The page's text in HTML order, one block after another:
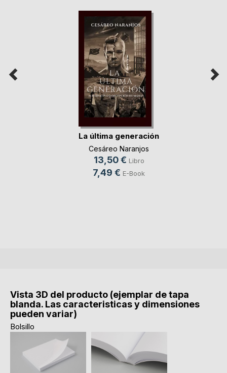
La última generación
Cesáreo Naranjos
13,50 € Libro
7,49 € E-Book
Vista 3D del producto (ejemplar de tapa
blanda. Las caracteristicas y dimensiones
pueden variar)
Bolsillo